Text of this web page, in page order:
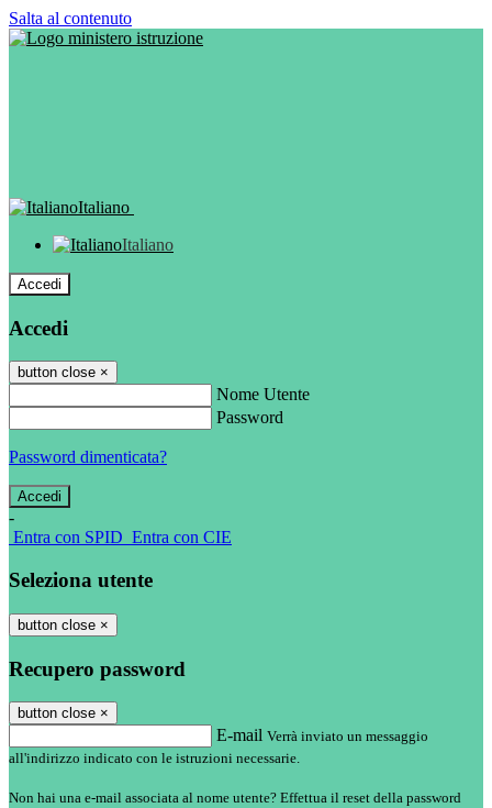
Salta al contenuto
Italiano
Italiano
Accedi
Accedi
button close ×
Nome Utente
Password
Password dimenticata?
-
Entra con SPID Entra con CIE
Seleziona utente
button close ×
Recupero password
button close ×
E-mail Verrà inviato un messaggio
all'indirizzo indicato con le istruzioni necessarie.
Non hai una e-mail associata al nome utente? Effettua il reset della password